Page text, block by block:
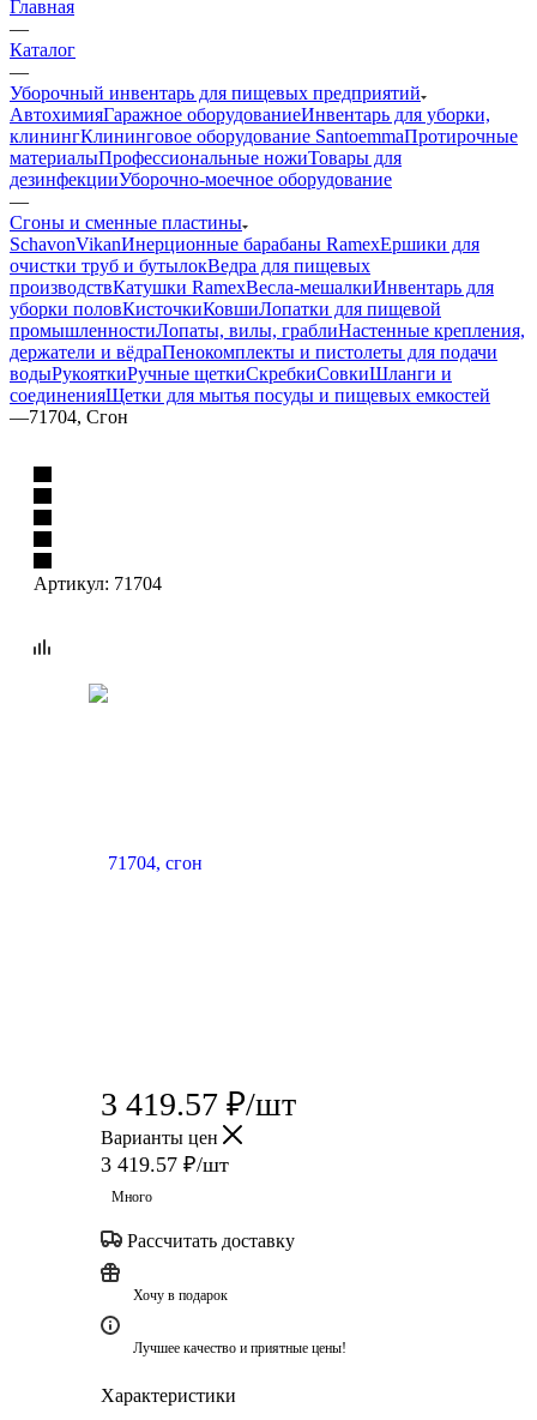
Главная
—
Каталог
—
Уборочный инвентарь для пищевых предприятий
АвтохимияГаражное оборудованиеИнвентарь для уборки,
клинингКлининговое оборудование SantoemmaПротирочные
материалыПрофессиональные ножиТовары для
дезинфекцииУборочно-моечное оборудование
—
Сгоны и сменные пластины
SchavonVikanИнерционные барабаны RamexЕршики для
очистки труб и бутылокВедра для пищевых
производствКатушки RamexВесла-мешалкиИнвентарь для
уборки половКисточкиКовшиЛопатки для пищевой
промышленностиЛопаты, вилы, граблиНастенные крепления,
держатели и вёдраПенокомплекты и пистолеты для подачи
водыРукояткиРучные щеткиСкребкиСовкиШланги и
соединенияЩетки для мытья посуды и пищевых емкостей
—71704, Сгон
Артикул: 71704
3 419.57 ₽/шт
Варианты цен
3 419.57 ₽/шт
Много
Рассчитать доставку
Хочу в подарок
Лучшее качество и приятные цены!
Характеристики